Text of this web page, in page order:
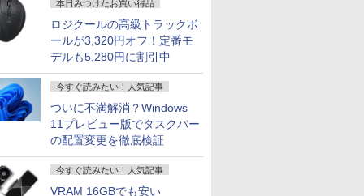
本日みつけたお買い得品
ロジクールの高級トラックボ
ールが3,320円オフ！定番モ
デルも5,280円に割引中
今すぐ読みたい！人気記事
ついに不満解消？Windows
11プレビュー版でタスクバー
の配置変更を徹底検証
今すぐ読みたい！人気記事
VRAM 16GBでも安い